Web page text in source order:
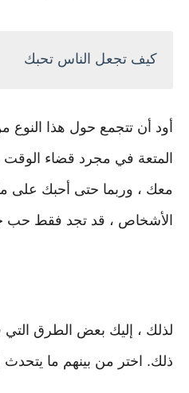
كيف تجعل الناس تحبك
أود أن تتجمع حول هذا
المتعة في مجرد قضاء
معك ، وربما حتى أحبك على
الأشخاص ، قد تجد فقط حب
لذلك ، إليك بعض الطرق
ذلك. اختر من بينهم ما يتحدث